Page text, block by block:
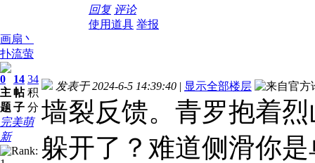
回复 评论
使用道具 举报
画扇丶
扑流萤
0
主
题
14
帖
子
34
积
分
完美萌
新
发表于 2024-6-5 14:39:40 | 显示全部楼层
墙裂反馈。青罗抱着
躲开了？ 难道侧滑你